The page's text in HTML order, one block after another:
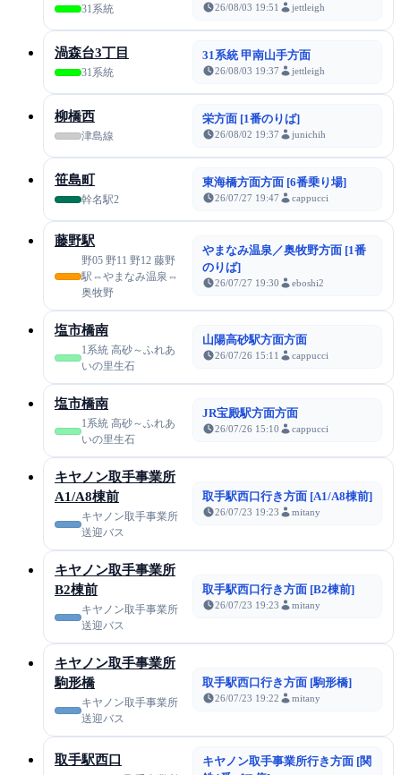
31系統 26/08/03 19:51 jettleigh
渦森台3丁目
31系統
31系統 甲南山手方面
26/08/03 19:37 jettleigh
柳橋西
津島線
栄方面 [1番のりば]
26/08/02 19:37 junichih
笹島町
幹名駅2
東海橋方面方面 [6番乗り場]
26/07/27 19:47 cappucci
藤野駅
野05 野11 野12 藤野
駅⇔やまなみ温泉⇔
奥牧野
やまなみ温泉／奥牧野方面 [1番
のりば]
26/07/27 19:30 eboshi2
塩市橋南
1系統 高砂～ふれあ
いの里生石
山陽高砂駅方面方面
26/07/26 15:11 cappucci
塩市橋南
1系統 高砂～ふれあ
いの里生石
JR宝殿駅方面方面
26/07/26 15:10 cappucci
キヤノン取手事業所
A1/A8棟前
キヤノン取手事業所
送迎バス
取手駅西口行き方面 [A1/A8棟前]
26/07/23 19:23 mitany
キヤノン取手事業所
B2棟前
キヤノン取手事業所
送迎バス
取手駅西口行き方面 [B2棟前]
26/07/23 19:23 mitany
キヤノン取手事業所
駒形橋
キヤノン取手事業所
送迎バス
取手駅西口行き方面 [駒形橋]
26/07/23 19:22 mitany
取手駅西口
キヤノン取手事業所行き方面 [関